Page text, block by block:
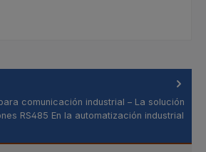
comunicación industrial – La solución
RS485 En la automatización industrial